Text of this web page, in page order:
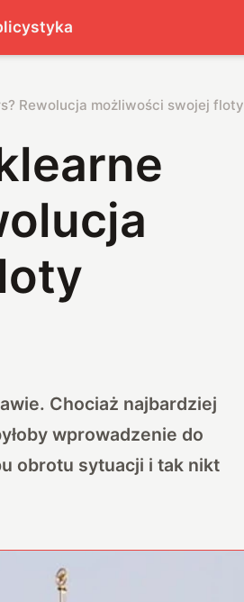
Rewolucja możliwości swojej floty
Chociaż najbardziej
wprowadzenie do
obrotu sytuacji i tak nikt